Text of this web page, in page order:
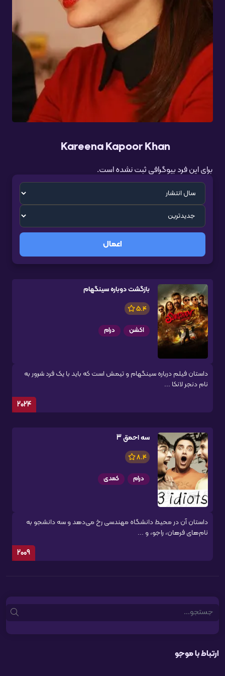
Kareena Kapoor Khan
برای این فرد بیوگرافی ثبت نشده است.
اعمال
بازگشت دوباره سینگهام
5.4
اکشن درام
داستان فیلم درباره سینگهام و تیمش است که باید با یک فرد شرور به
نام دنجر لانکا ...
2024
سه احمق 3
8.4
درام کمدی
داستان آن در محیط دانشگاه مهندسی رخ می‌دهد و سه دانشجو به
نام‌های فرهان، راجو، و ...
2009
Search
ارتباط با موجو